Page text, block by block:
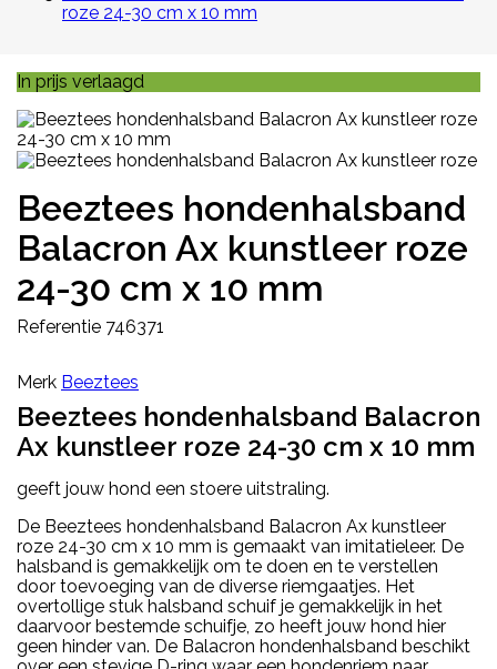
roze 24-30 cm x 10 mm
In prijs verlaagd
Beeztees hondenhalsband
Balacron Ax kunstleer roze
24-30 cm x 10 mm
Referentie 746371
Merk Beeztees
Beeztees hondenhalsband Balacron
Ax kunstleer roze 24-30 cm x 10 mm
geeft jouw hond een stoere uitstraling.
De Beeztees hondenhalsband Balacron Ax kunstleer
roze 24-30 cm x 10 mm is gemaakt van imitatieleer. De
halsband is gemakkelijk om te doen en te verstellen
door toevoeging van de diverse riemgaatjes. Het
overtollige stuk halsband schuif je gemakkelijk in het
daarvoor bestemde schuifje, zo heeft jouw hond hier
geen hinder van. De Balacron hondenhalsband beschikt